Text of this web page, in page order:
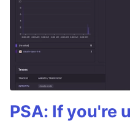
PSA: If you're